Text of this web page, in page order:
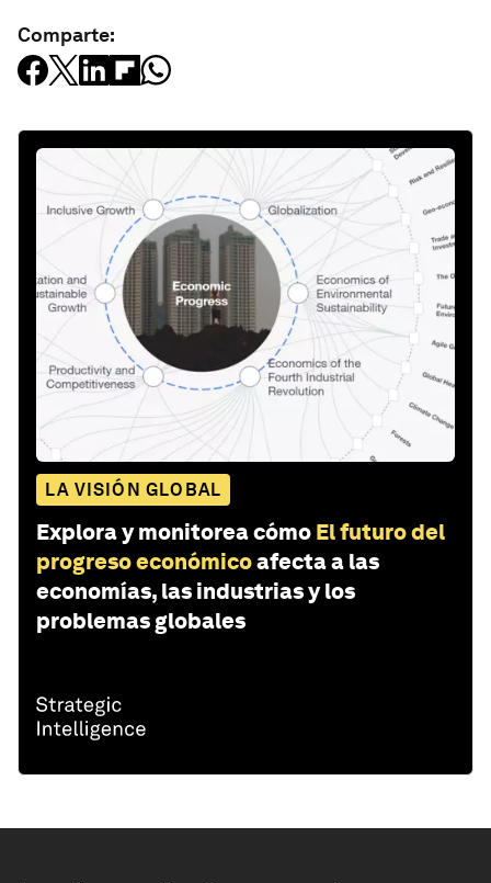
Comparte:
LA VISIÓN GLOBAL
Explora y monitorea cómo El futuro del
progreso económicoafecta a las
economías, las industrias y los
problemas globales